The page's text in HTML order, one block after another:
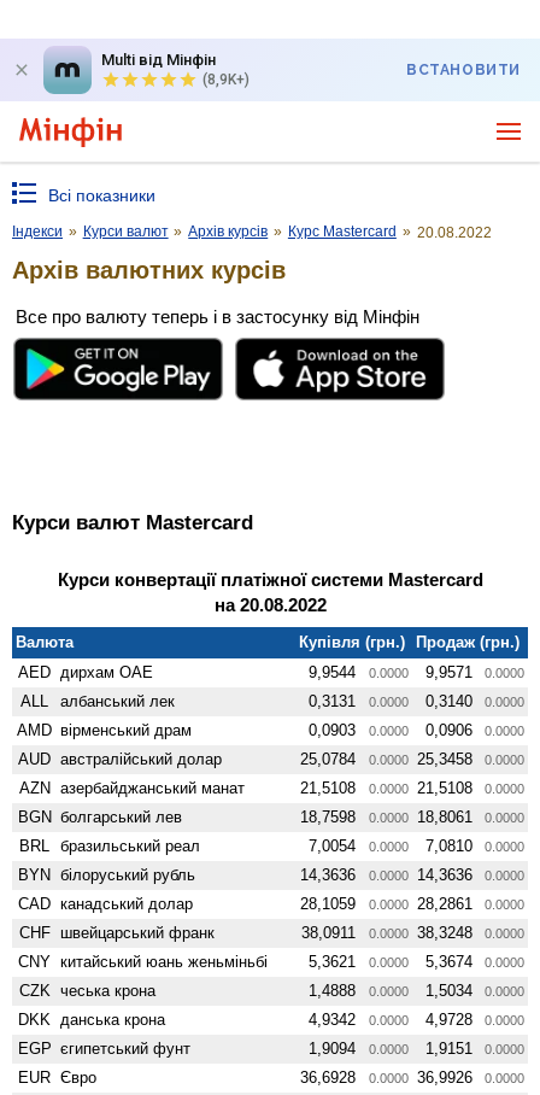
Multi від Мінфін
(8,9K+)
ВСТАНОВИТИ
Всі показники
Індекси » Курси валют » Архів курсів » Курс Mastercard » 20.08.2022
Архів валютних курсів
Все про валюту теперь і в застосунку від Мінфін
Курси валют Mastercard
Курси конвертації платіжної системи Mastercard
на 20.08.2022
Валюта Купівля (грн.)
Продаж (грн.)
AED дирхам ОАЕ 9,9544 0.0000 9,9571 0.0000
ALL албанський лек 0,3131 0.0000 0,3140 0.0000
AMD вiрменський драм 0,0903 0.0000 0,0906 0.0000
AUD австралійський долар 25,0784 0.0000 25,3458 0.0000
AZN азербайджанський манат 21,5108 0.0000 21,5108 0.0000
BGN болгарський лев 18,7598 0.0000 18,8061 0.0000
BRL бразильський реал 7,0054 0.0000 7,0810 0.0000
BYN білоруський рубль 14,3636 0.0000 14,3636 0.0000
CAD канадський долар 28,1059 0.0000 28,2861 0.0000
CHF швейцарський франк 38,0911 0.0000 38,3248 0.0000
CNY китайський юань женьмiньбi 5,3621 0.0000 5,3674 0.0000
CZK чеська крона 1,4888 0.0000 1,5034 0.0000
DKK данська крона 4,9342 0.0000 4,9728 0.0000
EGP єгипетський фунт 1,9094 0.0000 1,9151 0.0000
EUR Євро 36,6928 0.0000 36,9926 0.0000